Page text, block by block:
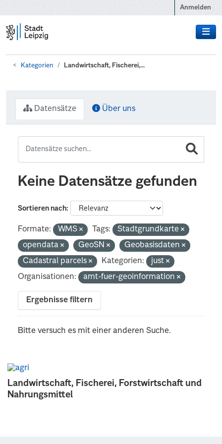
Anmelden
Kategorien Landwirtschaft, Fischerei,...
Landwirtschaft, Fischerei, Forstwirtschaft und
Nahrungsmittel
Datensätze Über uns
Keine Datensätze gefunden
Sortieren nach
Formate: WMS Tags:
Stadtgrundkarte
opendata
GeoSN
Geobasisdaten
Cadastral parcels
Kategorien:
just
Organisationen:
amt-fuer-geoinformation
Ergebnisse filtern
Bitte versuch es mit einer anderen Suche.